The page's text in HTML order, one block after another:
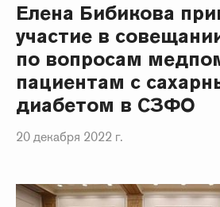
Елена Бибикова
участие в
по вопросам
пациентам с
диабетом в СЗФО
20 декабря 2022 г.